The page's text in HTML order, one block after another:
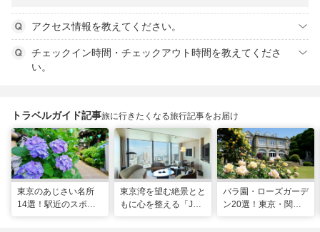
アクセス情報を教えてください。
チェックイン時間・チェックアウト時間を教えてくださ
い。
トラベルガイド記事旅に行きたくなる旅行記事をお届け
東京のあじさい名所
14選！駅近のスポッ
東京湾を望む絶景とと
もに心を整える「JW
バラ園・ローズガーデ
ン20選！東京・関東